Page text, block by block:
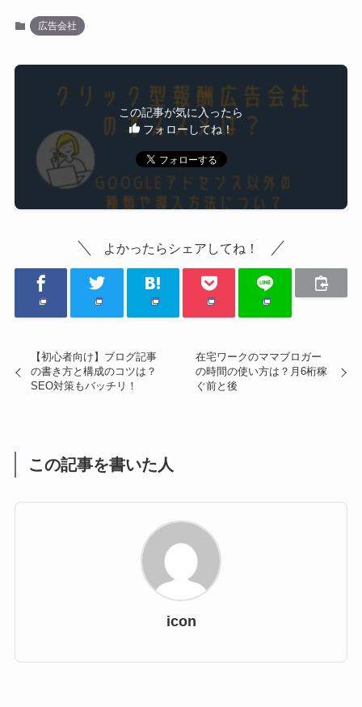
広告会社
この記事が気に入ったら
フォローしてね！
よかったらシェアしてね！
【初心者向け】ブログ記事
の書き方と構成のコツは？
SEO対策もバッチリ！
在宅ワークのママブロガー
の時間の使い方は？月6桁稼
ぐ前と後
この記事を書いた人
icon